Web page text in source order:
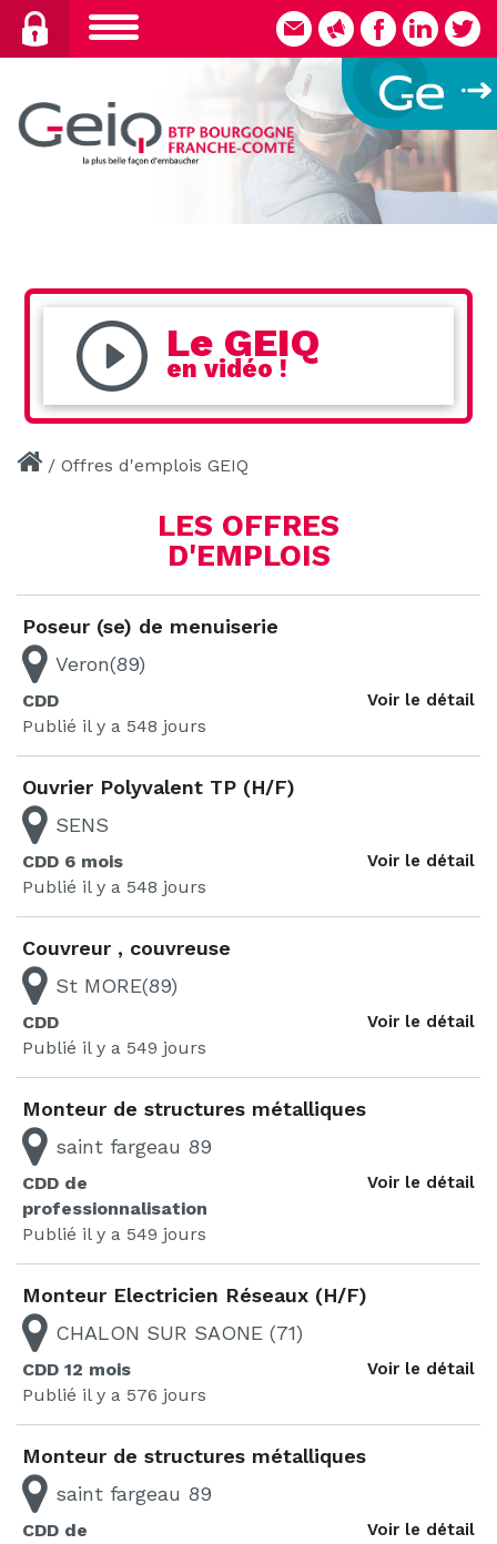
Skip
content
Le GEIQ
en vidéo !
/ Offres d'emplois GEIQ
LES OFFRES
D'EMPLOIS
Poseur (se) de menuiserie
Veron(89)
CDD
Publié il y a 548 jours
Voir le détail
Ouvrier Polyvalent TP (H/F)
SENS
CDD 6 mois
Publié il y a 548 jours
Voir le détail
Couvreur , couvreuse
St MORE(89)
CDD
Publié il y a 549 jours
Voir le détail
Monteur de structures métalliques
saint fargeau 89
CDD de
professionnalisation
Publié il y a 549 jours
Voir le détail
Monteur Electricien Réseaux (H/F)
CHALON SUR SAONE (71)
CDD 12 mois
Publié il y a 576 jours
Voir le détail
Monteur de structures métalliques
saint fargeau 89
CDD de
Voir le détail
Pagination
des
publications